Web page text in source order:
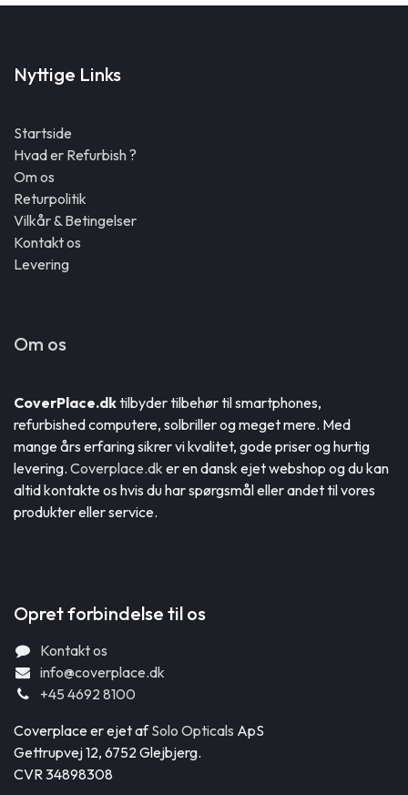
Nyttige Links
Startside
Hvad er Refurbish ?
Om os
Returpolitik
Vilkår & Betingelser
Kontakt os
Levering
Om os
CoverPlace.dktilbyder tilbehør til smartphones,
refurbished computere, solbriller og meget mere. Med
mange års erfaring sikrer vi kvalitet, gode priser og hurtig
levering. Coverplace.dk er en dansk ejet webshop og du kan
altid kontakte os hvis du har spørgsmål eller andet til vores
produkter eller service.
Opret forbindelse til os
Kontakt os
info@coverplace.dk
+45 4692 8100
Coverplace er ejet afSolo Opticals ApS
Gettrupvej 12, 6752 Glejbjerg.
CVR 34898308